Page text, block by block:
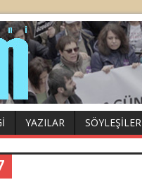
YAZILAR SÖYLEŞILER